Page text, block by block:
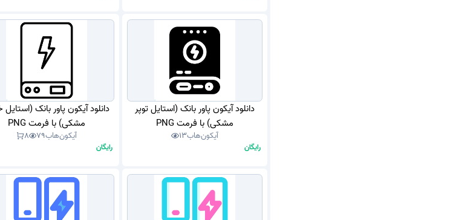
دانلود آیکون پاور بانک (استایل توپر
مشکی) با فرمت PNG
آیکون‌هاب13
رایگان
دانلود آیکون پاور بانک
مشکی) با فرمت PNG
آیکون‌هاب79
8
رایگان